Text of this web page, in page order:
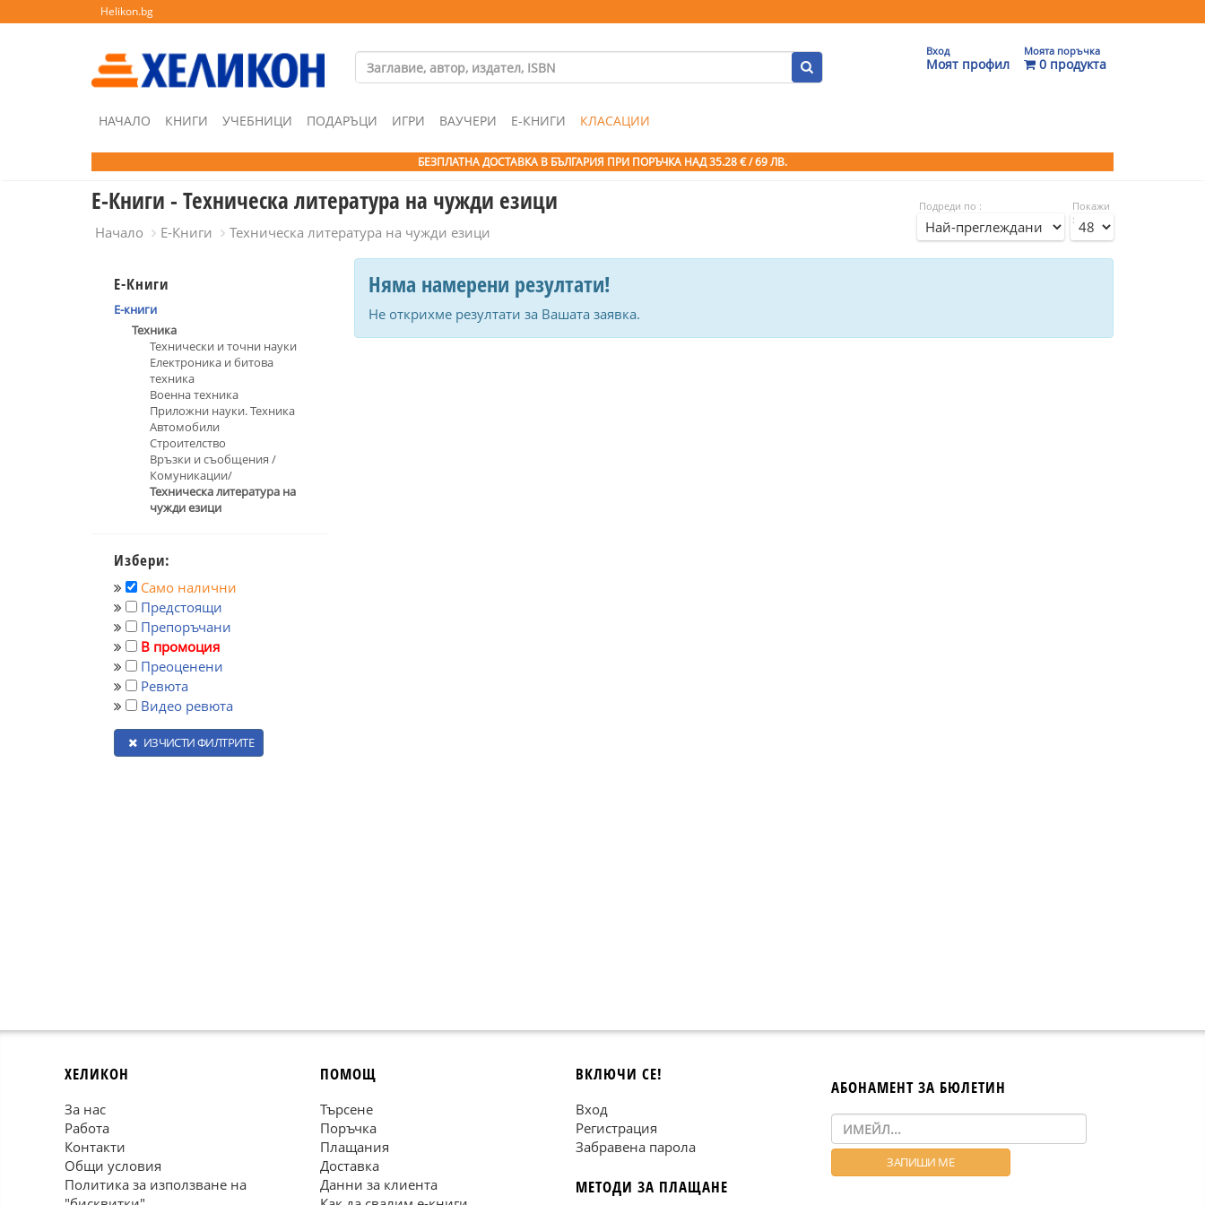
Helikon.bg
Вход
Моят профил
Моята поръчка
0 продукта
НАЧАЛО КНИГИ УЧЕБНИЦИ ПОДАРЪЦИ ИГРИ ВАУЧЕРИ Е-КНИГИ КЛАСАЦИИ
БЕЗПЛАТНА ДОСТАВКА В БЪЛГАРИЯ ПРИ ПОРЪЧКА НАД 35.28 € / 69 ЛВ.
Е-Книги - Техническа литература на чужди езици
Начало Е-Книги Техническа литература на чужди езици
Подреди по :
Покажи
:
Е-Книги
Е-книги
Техника
Технически и точни науки
Електроника и битова
техника
Военна техника
Приложни науки. Техника
Автомобили
Строителство
Връзки и съобщения /
Комуникации/
Техническа литература на
чужди езици
Избери:
Само налични
Предстоящи
Препоръчани
В промоция
Преоценени
Ревюта
Видео ревюта
ИЗЧИСТИ ФИЛТРИТЕ
Няма намерени резултати!
Не открихме резултати за Вашата заявка.
ХЕЛИКОН
За нас
Работа
Контакти
Общи условия
Политика за използване на
ПОМОЩ
Търсене
Поръчка
Плащания
Доставка
Данни за клиента
ВКЛЮЧИ СЕ!
Вход
Регистрация
Забравена парола
МЕТОДИ ЗА ПЛАЩАНЕ
АБОНАМЕНТ ЗА БЮЛЕТИН